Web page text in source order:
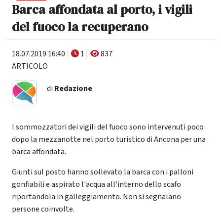
Barca affondata al porto, i vigili
del fuoco la recuperano
18.07.2019 16:40 1
837
ARTICOLO
di Redazione
I sommozzatori dei vigili del fuoco sono intervenuti poco
dopo la mezzanotte nel porto turistico di Ancona per una
barca affondata.
Giunti sul posto hanno sollevato la barca con i palloni
gonfiabili e aspirato l'acqua all'interno dello scafo
riportandola in galleggiamento. Non si segnalano
persone coinvolte.